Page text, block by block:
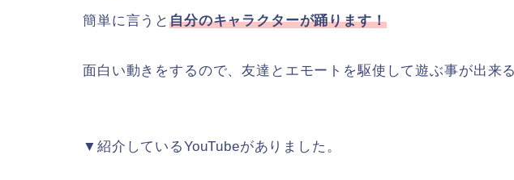
簡単に言うと自分のキャラクターが踊ります！
面白い動きをするので、友達とエモートを駆使して遊ぶ事が出来る
▼紹介しているYouTubeがありました。